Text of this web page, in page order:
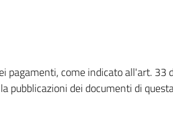
pagamenti, come indicato all'art. 33
pubblicazioni dei documenti di